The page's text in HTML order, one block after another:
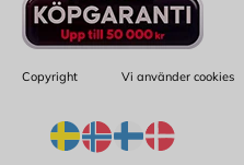
Copyright Vi använder cookies